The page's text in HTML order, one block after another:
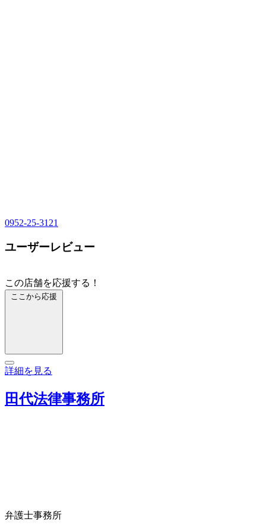
0952-25-3121
ユーザーレビュー
この店舗を応援する！
ここから応援
詳細を見る
田代法律事務所
弁護士事務所